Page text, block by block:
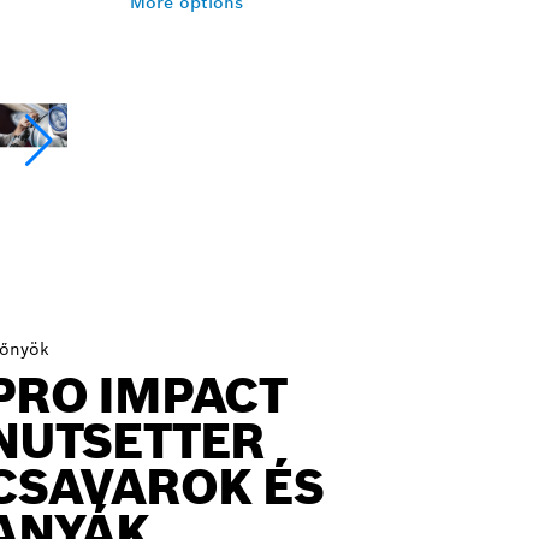
IMPACT
ÉS